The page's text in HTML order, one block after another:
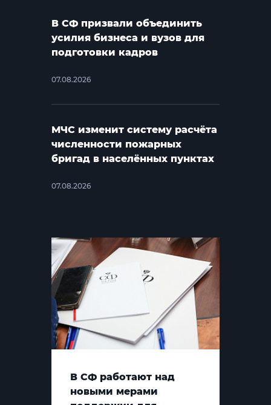
В СФ призвали объединить
усилия бизнеса и вузов для
подготовки кадров
07.08.2026
МЧС изменит систему расчёта
численности пожарных
бригад в населённых пунктах
07.08.2026
В СФ работают над
новыми мерами